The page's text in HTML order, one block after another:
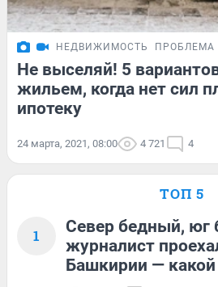
НЕДВИЖИМОСТЬ ПРОБЛЕМА
Не выселяй! 5
жильем, когда нет сил
ипотеку
24 марта, 2021, 08:00 4 721 4
ТОП 5
1
Север бедный, юг
журналист
Башкирии —